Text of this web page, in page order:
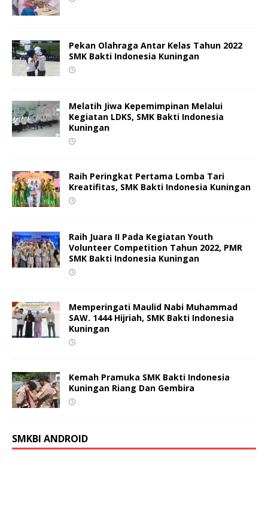
Pekan Olahraga Antar Kelas Tahun 2022
SMK Bakti Indonesia Kuningan
Melatih Jiwa Kepemimpinan Melalui
Kegiatan LDKS, SMK Bakti Indonesia
Kuningan
Raih Peringkat Pertama Lomba Tari
Kreatifitas, SMK Bakti Indonesia Kuningan
Raih Juara II Pada Kegiatan Youth
Volunteer Competition Tahun 2022, PMR
SMK Bakti Indonesia Kuningan
Memperingati Maulid Nabi Muhammad
SAW. 1444 Hijriah, SMK Bakti Indonesia
Kuningan
Kemah Pramuka SMK Bakti Indonesia
Kuningan Riang Dan Gembira
SMKBI ANDROID